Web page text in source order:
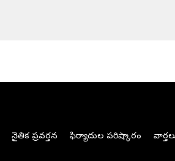
నైతిక ప్రవర్తన ఫిర్యాదుల పరిష్కారం